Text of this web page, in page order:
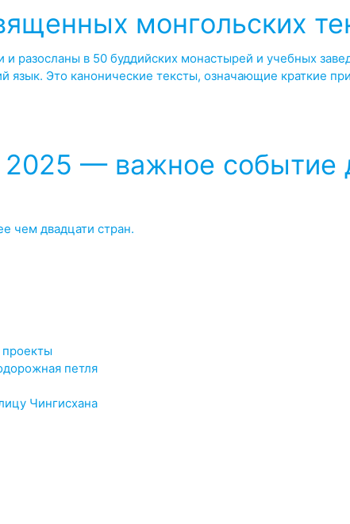
монгольских
разосланы в 50 буддийских монастырей и учебных
Это канонические тексты, означающие краткие
2025 — важное событие
чем двадцати стран.
проекты
петля
Чингисхана